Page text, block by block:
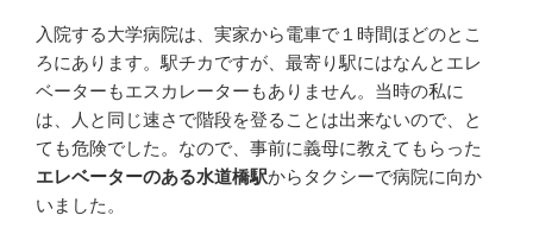
入院する大学病院は、実家から電車で１時間ほどのとこ
ろにあります。駅チカですが、最寄り駅にはなんとエレ
ベーターもエスカレーターもありません。当時の私に
は、人と同じ速さで階段を登ることは出来ないので、と
ても危険でした。なので、事前に義母に教えてもらった
エレベーターのある水道橋駅からタクシーで病院に向か
いました。